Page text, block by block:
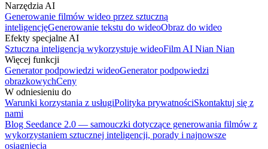
Narzędzia AI
Generowanie filmów wideo przez sztuczną
inteligencjęGenerowanie tekstu do wideoObraz do wideo
Efekty specjalne AI
Sztuczna inteligencja wykorzystuje wideoFilm AI Nian Nian
Więcej funkcji
Generator podpowiedzi wideoGenerator podpowiedzi
obrazkowychCeny
W odniesieniu do
Warunki korzystania z usługiPolityka prywatnościSkontaktuj się z
nami
Blog Seedance 2.0 — samouczki dotyczące generowania filmów z
wykorzystaniem sztucznej inteligencji, porady i najnowsze
osiągnięcia